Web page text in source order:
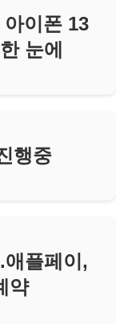
이폰 13
눈에
행중
플페이,
약